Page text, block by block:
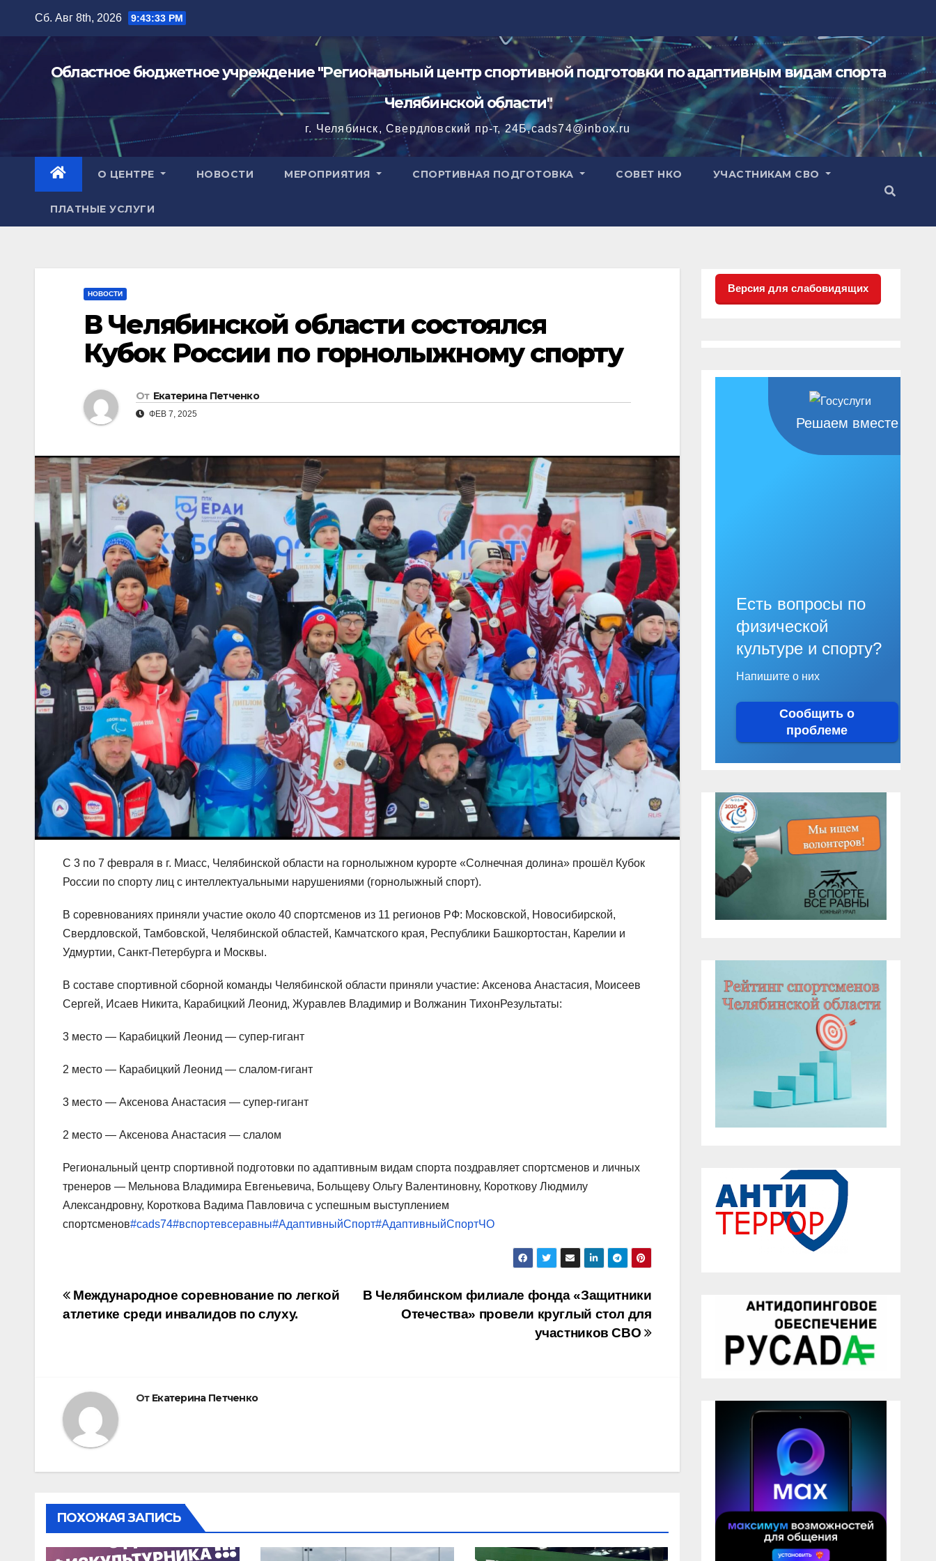
содержимому
Сб. Авг 8th, 2026 9:43:34 PM
Областное бюджетное учреждение "Региональный центр спортивной подготовки по адаптивным видам спорта
Челябинской области"
г. Челябинск, Свердловский пр-т, 24Б,cads74@inbox.ru
О ЦЕНТРЕ НОВОСТИ МЕРОПРИЯТИЯ СПОРТИВНАЯ ПОДГОТОВКА СОВЕТ НКО УЧАСТНИКАМ СВО
ПЛАТНЫЕ УСЛУГИ
НОВОСТИ
В Челябинской области состоялся
Кубок России по горнолыжному спорту
От Екатерина Петченко
ФЕВ 7, 2025
С 3 по 7 февраля в г. Миасс, Челябинской области на горнолыжном курорте «Солнечная долина» прошёл Кубок
России по спорту лиц с интеллектуальными нарушениями (горнолыжный спорт).
В соревнованиях приняли участие около 40 спортсменов из 11 регионов РФ: Московской, Новосибирской,
Свердловской, Тамбовской, Челябинской областей, Камчатского края, Республики Башкортостан, Карелии и
Удмуртии, Санкт-Петербурга и Москвы.
В составе спортивной сборной команды Челябинской области приняли участие: Аксенова Анастасия, Моисеев
Сергей, Исаев Никита, Карабицкий Леонид, Журавлев Владимир и Волжанин ТихонРезультаты:
3 место — Карабицкий Леонид — супер-гигант
2 место — Карабицкий Леонид — слалом-гигант
3 место — Аксенова Анастасия — супер-гигант
2 место — Аксенова Анастасия — слалом
Региональный центр спортивной подготовки по адаптивным видам спорта поздравляет спортсменов и личных
тренеров — Мельнова Владимира Евгеньевича, Больщеву Ольгу Валентиновну, Короткову Людмилу
Александровну, Короткова Вадима Павловича с успешным выступлением
спортсменов#cads74#вспортевсеравны#АдаптивныйСпорт#АдаптивныйСпортЧО
Навигация
В Челябинском филиале фонда «Защитники
Отечества» провели круглый стол для
участников СВО
Международное соревнование по легкой
атлетике среди инвалидов по слуху.
От Екатерина Петченко
ПОХОЖАЯ ЗАПИСЬ
Версия для слабовидящих
Решаем вместе
Есть вопросы по
физической
культуре и спорту?
Напишите о них
Сообщить о
проблеме